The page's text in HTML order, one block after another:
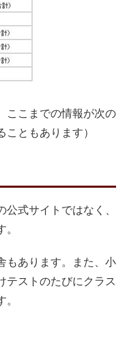
ここまでの情報が次の
ともあります）
式サイトではなく、
もあります。また、小
テストのたびにクラス